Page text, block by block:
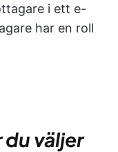
i ett e-
har en roll
väljer